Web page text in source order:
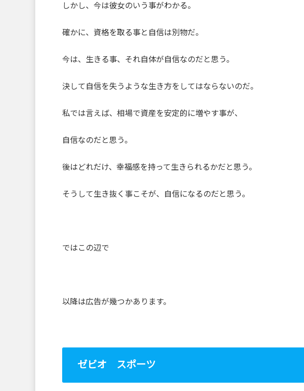
しかし、今は彼女のいう事がわかる。
確かに、資格を取る事と自信は別物だ。
今は、生きる事、それ自体が自信なのだと思う。
決して自信を失うような生き方をしてはならないのだ。
私では言えば、相場で資産を安定的に増やす事が、
自信なのだと思う。
後はどれだけ、幸福感を持って生きられるかだと思う。
そうして生き抜く事こそが、自信になるのだと思う。
ではこの辺で
以降は広告が幾つかあります。
ゼビオ スポーツ